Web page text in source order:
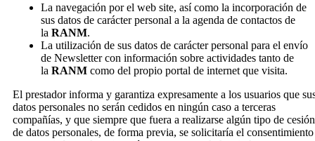
La navegación por el web site, así como la incorporación de
sus datos de carácter personal a la agenda de contactos de
la RANM.
La utilización de sus datos de carácter personal para el envío
de Newsletter con información sobre actividades tanto de
la RANM como del propio portal de internet que visita.
El prestador informa y garantiza expresamente a los usuarios que
datos personales no serán cedidos en ningún caso a terceras
compañías, y que siempre que fuera a realizarse algún tipo de cesión
de datos personales, de forma previa, se solicitaría el consentimiento